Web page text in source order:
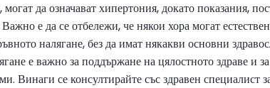
да означават хипертония, докато показания,
е да се отбележи, че някои хора могат
налягане, без да имат някакви основни
е важно за поддържане на цялостното здраве и
Винаги се консултирайте със здравен специалист